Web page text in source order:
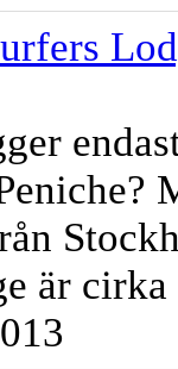
är cirka